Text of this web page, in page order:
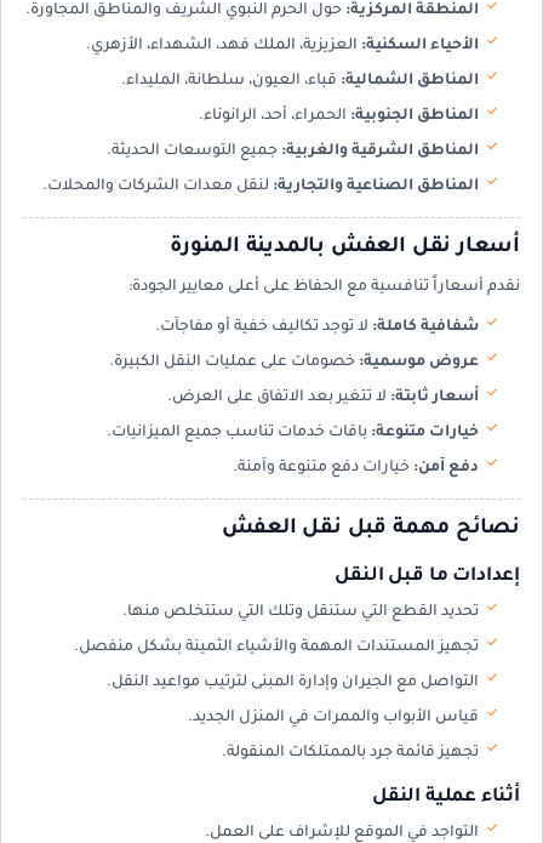
المنطقة المركزية: حول الحرم النبوي الشريف والمناطق المجاورة.
الأحياء السكنية: العزيزية، الملك فهد، الشهداء، الأزهري.
المناطق الشمالية: قباء، العيون، سلطانة، المليداء.
المناطق الجنوبية: الحمراء، أحد، الرانوناء.
المناطق الشرقية والغربية: جميع التوسعات الحديثة.
المناطق الصناعية والتجارية: لنقل معدات الشركات والمحلات.
أسعار نقل العفش بالمدينة المنورة
نقدم أسعاراً تنافسية مع الحفاظ على أعلى معايير الجودة:
شفافية كاملة: لا توجد تكاليف خفية أو مفاجآت.
عروض موسمية: خصومات على عمليات النقل الكبيرة.
أسعار ثابتة: لا تتغير بعد الاتفاق على العرض.
خيارات متنوعة: باقات خدمات تناسب جميع الميزانيات.
دفع آمن: خيارات دفع متنوعة وآمنة.
نصائح مهمة قبل نقل العفش
إعدادات ما قبل النقل
تحديد القطع التي ستنقل وتلك التي ستتخلص منها.
تجهيز المستندات المهمة والأشياء الثمينة بشكل منفصل.
التواصل مع الجيران وإدارة المبنى لترتيب مواعيد النقل.
قياس الأبواب والممرات في المنزل الجديد.
تجهيز قائمة جرد بالممتلكات المنقولة.
أثناء عملية النقل
التواجد في الموقع للإشراف على العمل.